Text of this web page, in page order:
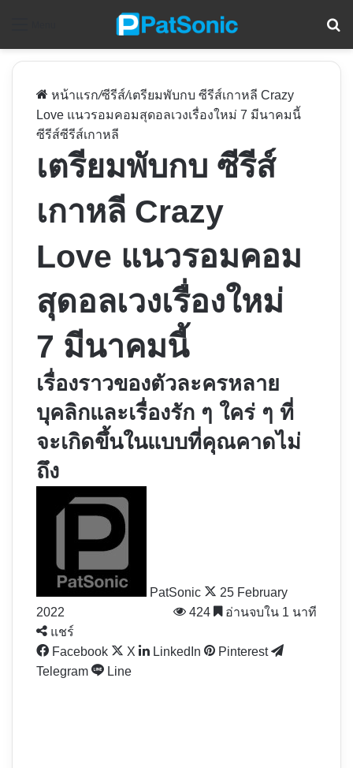
หน้าแรก/ซีรีส์/เตรียมพับกบ ซีรีส์เกาหลี Crazy
Love แนวรอมคอมสุดอลเวงเรื่องใหม่ 7 มีนาคมนี้
ซีรีส์ซีรีส์เกาหลี
เตรียมพับกบ ซีรีส์
เกาหลี Crazy
Love แนวรอมคอม
สุดอลเวงเรื่องใหม่
7 มีนาคมนี้
เรื่องราวของตัวละครหลาย
บุคลิกและเรื่องรัก ๆ ใคร่ ๆ ที่
จะเกิดขึ้นในแบบที่คุณคาดไม่
ถึง
PatSonic
25 February
2022
424
อ่านจบใน 1 นาที
แชร์
Facebook
X LinkedIn
Pinterest
Telegram
Line